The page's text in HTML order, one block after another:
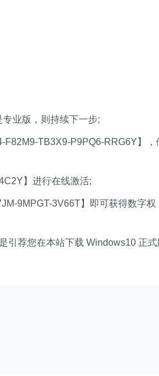
业版，则持续下一步;
F82M9-TB3X9-P9PQ6-RRG6Y】，
】进行在线激活;
9MPGT-3V66T】即可获得数字权
引荐您在本站下载 Windows10 正式